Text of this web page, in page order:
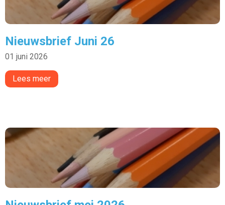
Nieuwsbrief Juni 26
01 juni 2026
Lees meer